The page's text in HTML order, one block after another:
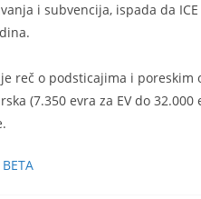
i subvencija, ispada da
reč o podsticajima i
(7.350 evra za EV do
BETA